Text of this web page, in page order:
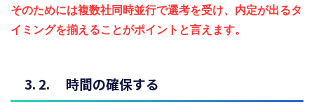
そのためには複数社同時並行で選考を受け、内定が出るタ
イミングを揃えることがポイントと言えます。
時間の確保する